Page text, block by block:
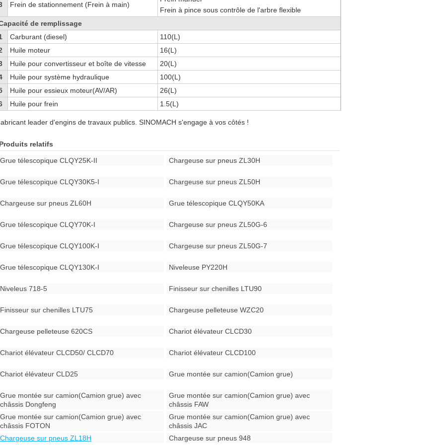
Frein de stationnement (Frein à main)
Frein à pince sous contrôle de l'arbre flexible
de remplissage
Carburant (diesel)
110(L)
Huile moteur
16(L)
Huile pour convertisseur et boîte de vitesse
20(L)
Huile pour système hydraulique
100(L)
Huile pour essieux moteur(AV/AR)
26(L)
Huile pour frein 1.5(L)
leader d'engins de travaux publics. SINOMACH s'engage à vos côtés !
relatifs
Grue télescopique CLQY25K-II Chargeuse sur pneus ZL30H
Grue télescopique CLQY30K5-I Chargeuse sur pneus ZL50H
Chargeuse sur pneus ZL60H Grue télescopique CLQY50KA
Grue télescopique CLQY70K-I Chargeuse sur pneus ZL50G-6
Grue télescopique CLQY100K-I Chargeuse sur pneus ZL50G-7
Grue télescopique CLQY130K-I Niveleuse PY220H
Niveleus 718-5 Finisseur sur chenilles LTU90
Finisseur sur chenilles LTU75 Chargeuse pelleteuse WZC20
Chargeuse pelleteuse 620CS Chariot élévateur CLCD30
Chariot élévateur CLCD50/ CLCD70 Chariot élévateur CLCD100
Chariot élévateur CLD25 Grue montée sur camion(Camion grue)
Grue montée sur camion(Camion grue) avec
châssis Dongfeng
Grue montée sur camion(Camion grue) avec
châssis FAW
Grue montée sur camion(Camion grue) avec
châssis FOTON
Grue montée sur camion(Camion grue) avec
châssis JAC
Chargeuse sur pneus ZL18H
Chargeuse sur pneus 948